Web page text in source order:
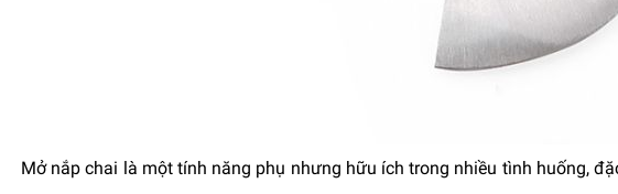
Mở nắp chai là một tính năng phụ nhưng hữu ích trong nhiều tình huống,